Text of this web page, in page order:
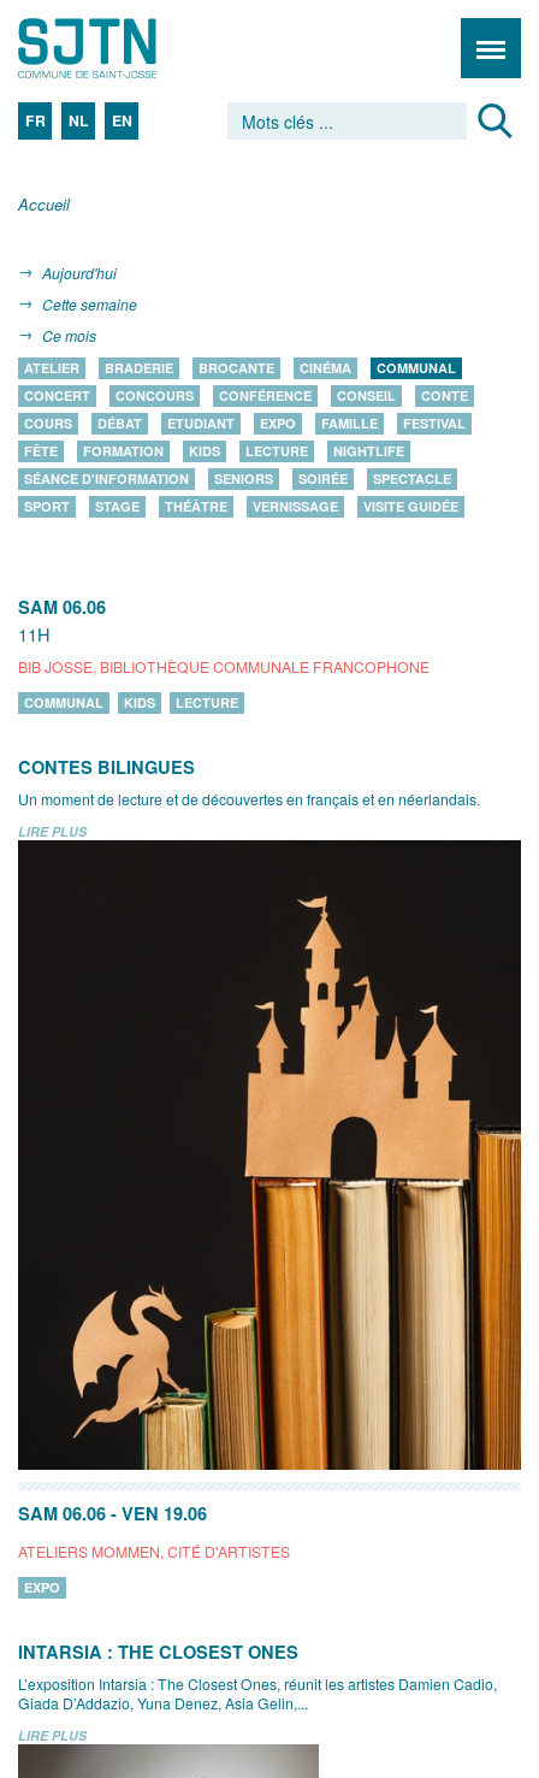
FR NL EN
Accueil
Aujourd'hui
Cette semaine
Ce mois
ATELIER BRADERIE BROCANTE CINÉMA
COMMUNAL
CONCERT
CONCOURS CONFÉRENCE CONSEIL
CONTE
COURS
DÉBAT ETUDIANT EXPO FAMILLE
FESTIVAL
FÊTE
FORMATION KIDS LECTURE
NIGHTLIFE
SÉANCE D'INFORMATION
SENIORS SOIRÉE
SPECTACLE
SPORT
STAGE THÉÂTRE VERNISSAGE VISITE GUIDÉE
SAM 06.06
11H
BIB JOSSE, BIBLIOTHÈQUE COMMUNALE FRANCOPHONE
COMMUNAL KIDS LECTURE
CONTES BILINGUES
Un moment de lecture et de découvertes en français et en néerlandais.
LIRE PLUS
SAM 06.06 - VEN 19.06
ATELIERS MOMMEN, CITÉ D'ARTISTES
EXPO
INTARSIA : THE CLOSEST ONES
L’exposition Intarsia : The Closest Ones, réunit les artistes Damien Cadio,
Giada D’Addazio, Yuna Denez, Asia Gelin,...
LIRE PLUS